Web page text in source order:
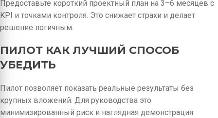
Предоставьте короткий проектный план на 3–6 месяцев с
KPI и точками контроля. Это снижает страхи и делает
решение логичным.
ПИЛОТ КАК ЛУЧШИЙ СПОСОБ
УБЕДИТЬ
Пилот позволяет показать реальные результаты без
крупных вложений. Для руководства это
минимизированный риск и наглядная демонстрация